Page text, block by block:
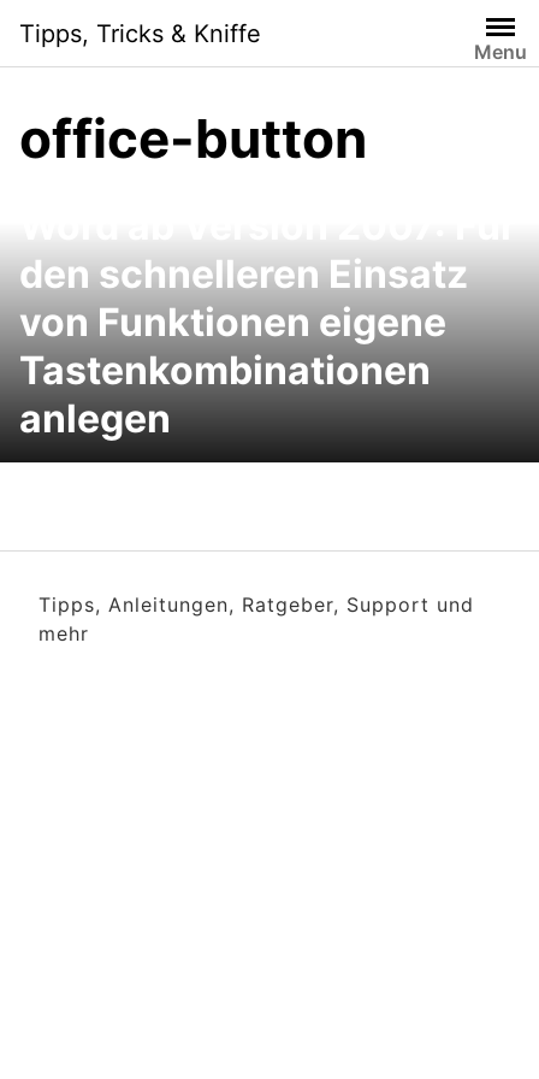
content
Tipps, Tricks & Kniffe
Menu
office-button
den schnelleren Einsatz
von Funktionen eigene
Tastenkombinationen
anlegen
Tipps, Anleitungen, Ratgeber, Support und
mehr